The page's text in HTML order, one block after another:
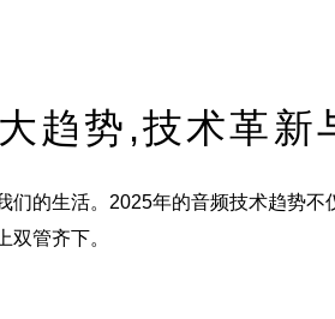
趋势,技术革新
的生活。2025年的音频技术趋势
管齐下。